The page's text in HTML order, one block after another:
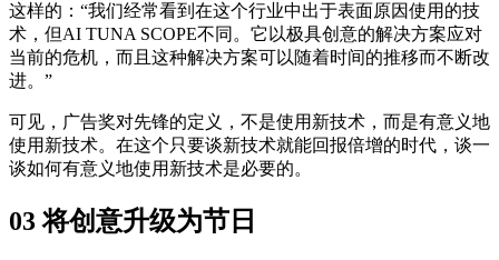
这样的：“我们经常看到在这个行业中出于表面原因使用的技
术，但AI TUNA SCOPE不同。它以极具创意的解决方案应对
当前的危机，而且这种解决方案可以随着时间的推移而不断改
进。”
可见，广告奖对先锋的定义，不是使用新技术，而是有意义地
使用新技术。在这个只要谈新技术就能回报倍增的时代，谈一
谈如何有意义地使用新技术是必要的。
03 将创意升级为节日